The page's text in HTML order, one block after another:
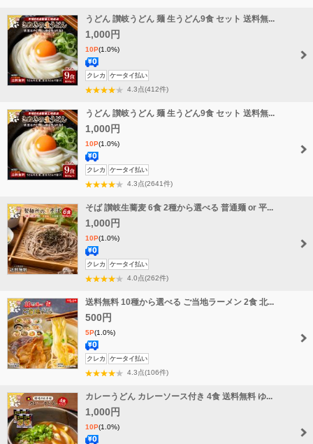
料
うどん 讃岐うどん 麺 生うどん9食 セット 送料無...
1,000円
10P(1.0%)
送
料
料
クレカ ケータイ払い
4.3点(412件)
うどん 讃岐うどん 麺 生うどん9食 セット 送料無...
1,000円
10P(1.0%)
送
料
料
クレカ ケータイ払い
4.3点(2641件)
そば 讃岐生蕎麦 6食 2種から選べる 普通麺 or 平...
1,000円
10P(1.0%)
送
料
料
クレカ ケータイ払い
4.0点(262件)
送料無料 10種から選べる ご当地ラーメン 2食 北...
500円
5P(1.0%)
送
料
料
クレカ ケータイ払い
4.3点(106件)
カレーうどん カレーソース付き 4食 送料無料 ゆ...
1,000円
10P(1.0%)